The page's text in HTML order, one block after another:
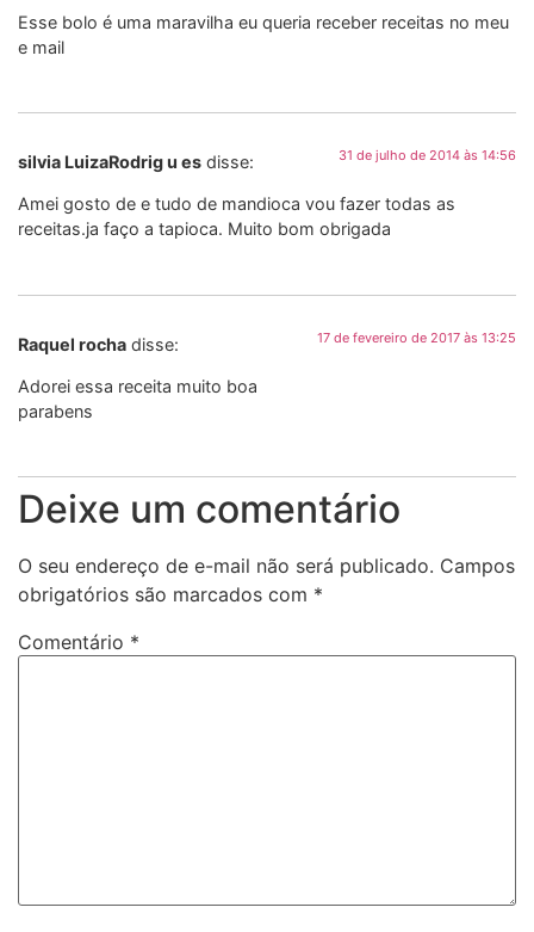
Esse bolo é uma maravilha eu queria receber receitas no meu
e mail
silvia LuizaRodrig u es disse: 31 de julho de 2014 às 14:56
Amei gosto de e tudo de mandioca vou fazer todas as
receitas.ja faço a tapioca. Muito bom obrigada
Raquel rocha disse: 17 de fevereiro de 2017 às 13:25
Adorei essa receita muito boa
parabens
Deixe um comentário
O seu endereço de e-mail não será publicado. Campos
obrigatórios são marcados com *
Comentário *